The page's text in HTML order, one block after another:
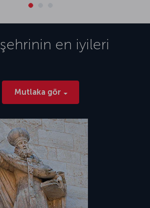
şehrinin en iyileri
Mutlaka gör